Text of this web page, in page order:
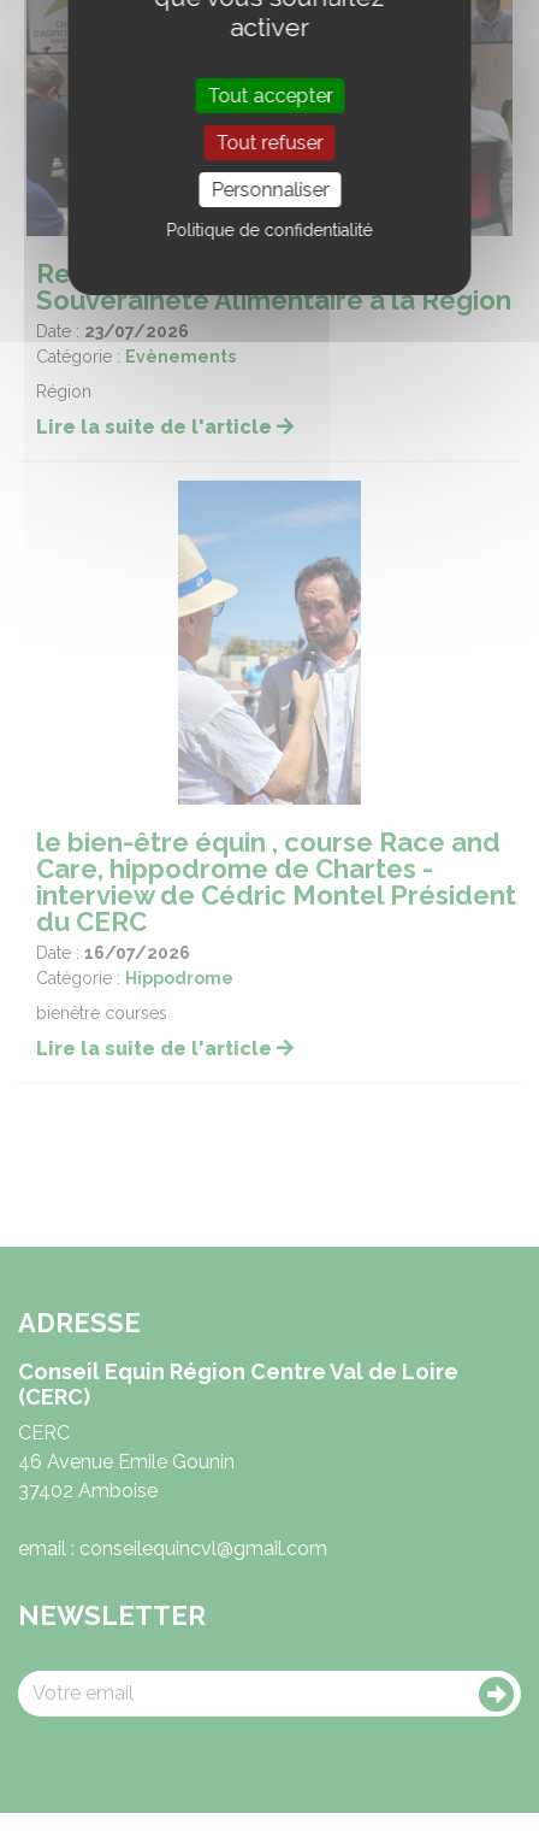
Restitution régionale des ateliers
Souveraineté Alimentaire à la Région
Date : 23/07/2026
Catégorie : Evènements
Région
Lire la suite de l'article
le bien-être équin , course Race and
Care, hippodrome de Chartes -
interview de Cédric Montel Président
du CERC
Date : 16/07/2026
Catégorie : Hippodrome
bienêtre courses
Lire la suite de l'article
ADRESSE
Conseil Equin Région Centre Val de Loire
(CERC)
CERC
46 Avenue Emile Gounin
37402 Amboise
email : conseilequincvl@gmail.com
NEWSLETTER
activer
Tout accepter
Tout refuser
Personnaliser
Politique de confidentialité